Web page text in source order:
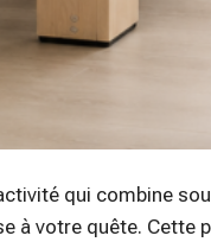
qui combine
à votre quête.